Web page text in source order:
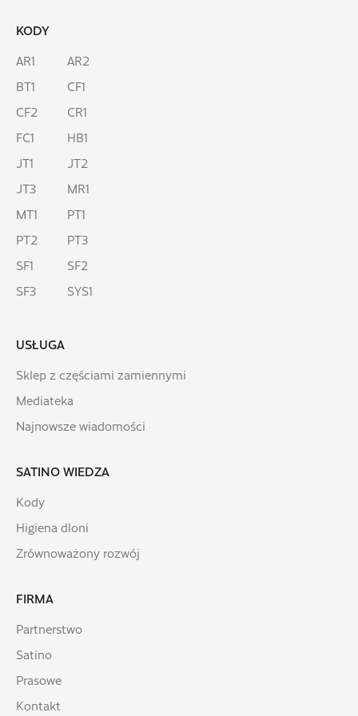
KODY
AR1
AR2
BT1
CF1
CF2
CR1
FC1
HB1
JT1
JT2
JT3
MR1
MT1
PT1
PT2
PT3
SF1
SF2
SF3
SYS1
USŁUGA
Sklep z częściami zamiennymi
Mediateka
Najnowsze wiadomości
SATINO WIEDZA
Kody
Higiena dloni
Zrównoważony rozwój
FIRMA
Partnerstwo
Satino
Prasowe
Kontakt